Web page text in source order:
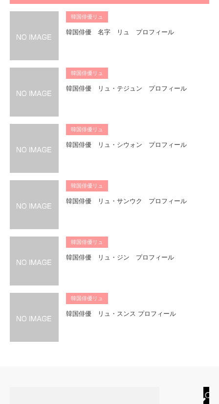
韓国俳優リュ
韓国俳優 名字 リュ プロフィール
韓国俳優リュ
韓国俳優 リュ・テジュン プロフィール
韓国俳優リュ
韓国俳優 リュ・シウォン プロフィール
韓国俳優リュ
韓国俳優 リュ・サンウク プロフィール
韓国俳優リュ
韓国俳優 リュ・ジン プロフィール
韓国俳優リュ
韓国俳優 リュ・スンス プロフィール